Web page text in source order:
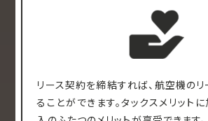
リース契約を締結すれば、航空機の
ることができます。タックスメリット